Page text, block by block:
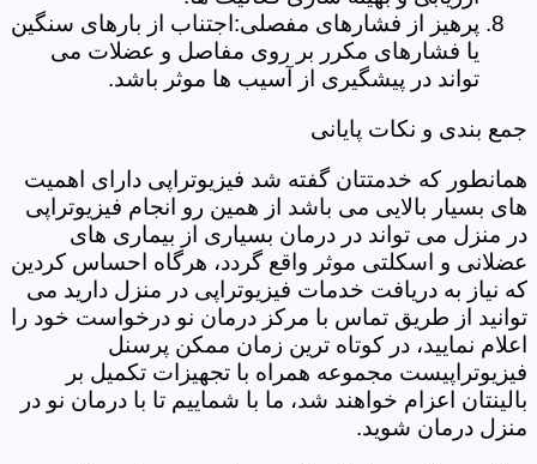
پرهیز از فشارهای مفصلی:اجتناب از بارهای سنگین
یا فشارهای مکرر بر روی مفاصل و عضلات می
تواند در پیشگیری از آسیب ها موثر باشد.
جمع بندی و نکات پایانی
همانطور که خدمتتان گفته شد فیزیوتراپی دارای اهمیت
های بسیار بالایی می باشد از همین رو انجام فیزیوتراپی
در منزل می تواند در درمان بسیاری از بیماری های
عضلانی و اسکلتی موثر واقع گردد، هرگاه احساس کردین
که نیاز به دریافت خدمات فیزیوتراپی در منزل دارید می
توانید از طریق تماس با مرکز درمان نو درخواست خود را
اعلام نمایید، در کوتاه ترین زمان ممکن پرسنل
فیزیوتراپیست مجموعه همراه با تجهیزات تکمیل بر
بالینتان اعزام خواهند شد، ما با شماییم تا با درمان نو در
منزل درمان شوید.